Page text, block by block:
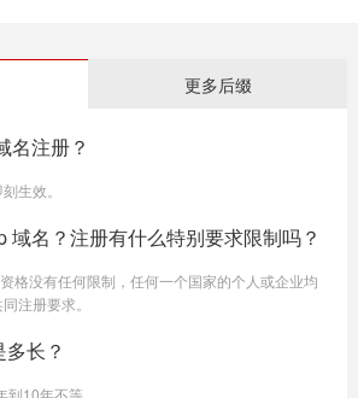
更多后缀
名注册？
生效。
域名？注册有什么特别要求限制吗？
格没有任何限制，任何一个国家的个人或企业均
注册要求。
长？
10年不等。